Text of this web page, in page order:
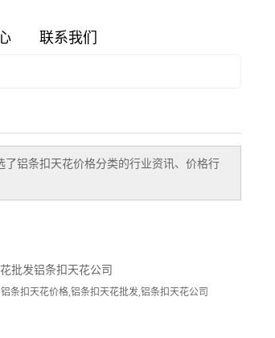
联系我们
了铝条扣天花价格分类的行业资讯、价格行
批发铝条扣天花公司
扣天花价格,铝条扣天花批发,铝条扣天花公司